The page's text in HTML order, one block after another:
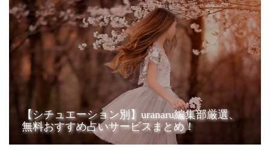
【シチュエーション別】uranaru編集部厳選、
無料おすすめ占いサービスまとめ！